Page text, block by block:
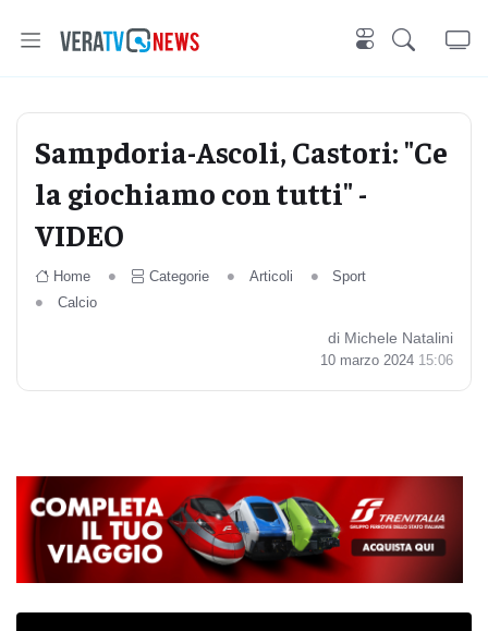
Sampdoria-Ascoli, Castori: "Ce
la giochiamo con tutti" -
VIDEO
Home Categorie Articoli
Sport
Calcio
di Michele Natalini
10 marzo 2024 15:06